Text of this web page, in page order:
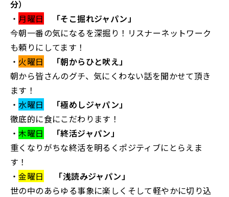
分）
・ 月曜日
「そこ掘れジャパン」
今朝一番の気になるを深掘り！リスナーネットワーク
も頼りにしてます！
・ 火曜日
「朝からひと吠え」
朝から皆さんのグチ、気にくわない話を聞かせて頂き
ます！
・水曜日
「極めしジャパン」
徹底的に食にこだわります！
・木曜日
「終活ジャパン」
重くなりがちな終活を明るくポジティブにとらえま
す！
・金曜日
「浅読みジャパン」
世の中のあらゆる事象に楽しくそして軽やかに切り込